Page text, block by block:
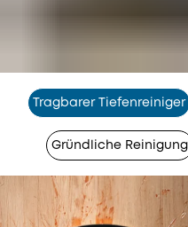
Tragbarer Tiefenreiniger
Gründliche Reinigung